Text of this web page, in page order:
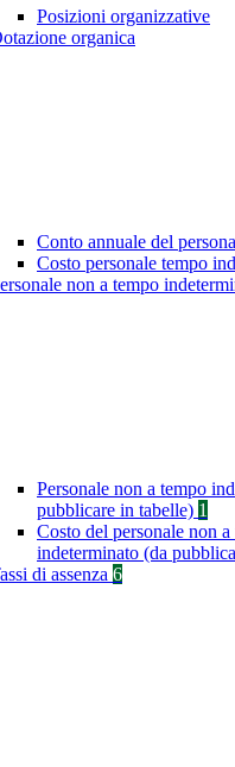
Posizioni organizzative
organica
Conto annuale del
Costo personale tempo
non a tempo
Personale non a tempo
pubblicare in tabelle) 1
Costo del personale non a
indeterminato (da
di assenza 6